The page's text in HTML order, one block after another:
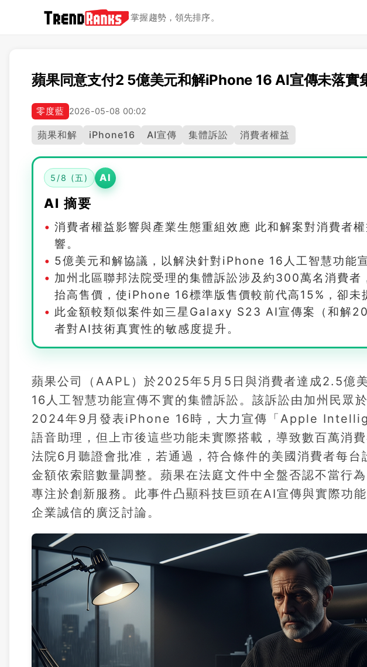
掌握趨勢，領先排序。
蘋果同意支付2 5億美元和解iPhone 16 AI宣傳未落實
零度藍 2026-05-08 00:02
蘋果和解 iPhone16 AI宣傳 集體訴訟 消費者權益
5/8 (五) AI
AI 摘要
消費者權益影響與產業生態重組效應 此和解案對消費者
響。
5億美元和解協議，以解決針對iPhone 16人工智慧功能
加州北區聯邦法院受理的集體訴訟涉及約300萬名消費者
抬高售價，使iPhone 16標準版售價較前代高15%，卻未
此金額較類似案件如三星Galaxy S23 AI宣傳案（和解
者對AI技術真實性的敏感度提升。
蘋果公司（AAPL）於2025年5月5日與消費者達成2.5億
16人工智慧功能宣傳不實的集體訴訟。該訴訟由加州民眾
2024年9月發表iPhone 16時，大力宣傳「Apple
語音助理，但上市後這些功能未實際搭載，導致數百萬消
法院6月聽證會批准，若通過，符合條件的美國消費者每
金額依索賠數量調整。蘋果在法庭文件中全盤否認不當行
專注於創新服務。此事件凸顯科技巨頭在AI宣傳與實際功
企業誠信的廣泛討論。